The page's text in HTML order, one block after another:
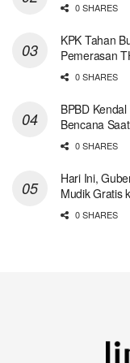
0 SHARES
KPK Tahan
Pemerasan
0 SHARES
BPBD
Bencana
0 SHARES
Hari Ini,
Mudik Gratis
0 SHARES